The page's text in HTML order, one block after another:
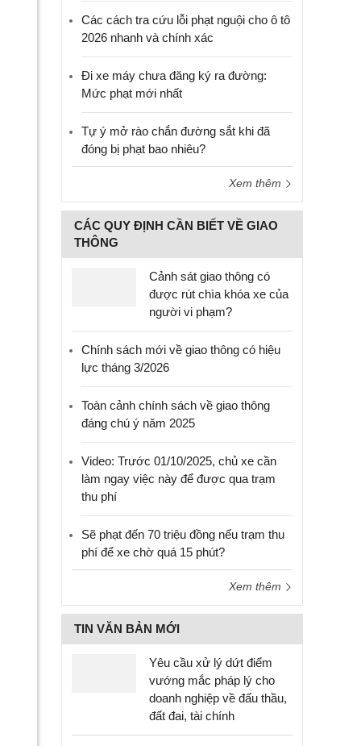
Các cách tra cứu lỗi phạt nguội cho ô tô
2026 nhanh và chính xác
Đi xe máy chưa đăng ký ra đường:
Mức phạt mới nhất
Tự ý mở rào chắn đường sắt khi đã
đóng bị phạt bao nhiêu?
Xem thêm
CÁC QUY ĐỊNH CẦN BIẾT VỀ GIAO
THÔNG
Cảnh sát giao thông có
được rút chìa khóa xe của
người vi phạm?
Chính sách mới về giao thông có hiệu
lực tháng 3/2026
Toàn cảnh chính sách về giao thông
đáng chú ý năm 2025
Video: Trước 01/10/2025, chủ xe cần
làm ngay việc này để được qua trạm
thu phí
Sẽ phạt đến 70 triệu đồng nếu trạm thu
phí để xe chờ quá 15 phút?
Xem thêm
TIN VĂN BẢN MỚI
Yêu cầu xử lý dứt điểm
vướng mắc pháp lý cho
doanh nghiệp về đấu thầu,
đất đai, tài chính